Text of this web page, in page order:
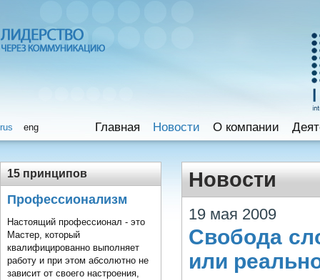
rus eng Главная Новости O компании
15 принципов
Профессионализм
Настоящий профессионал - это
Мастер, который
квалифицированно выполняет
работу и при этом абсолютно не
зависит от своего настроения,
Новости
19 мая 2009
Свобода
или